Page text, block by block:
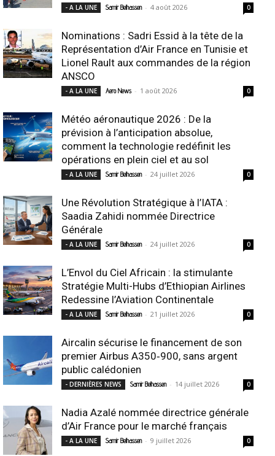
- A LA UNE Samir Belhassen - 4 août 2026 0
Nominations : Sadri Essid à la tête de la
Représentation d’Air France en Tunisie et
Lionel Rault aux commandes de la région
ANSCO
- A LA UNE Aero News - 1 août 2026 0
Météo aéronautique 2026 : De la
prévision à l’anticipation absolue,
comment la technologie redéfinit les
opérations en plein ciel et au sol
- A LA UNE Samir Belhassen - 24 juillet 2026 0
Une Révolution Stratégique à l’IATA :
Saadia Zahidi nommée Directrice
Générale
- A LA UNE Samir Belhassen - 24 juillet 2026 0
L’Envol du Ciel Africain : la stimulante
Stratégie Multi-Hubs d’Ethiopian Airlines
Redessine l’Aviation Continentale
- A LA UNE Samir Belhassen - 21 juillet 2026 0
Aircalin sécurise le financement de son
premier Airbus A350‑900, sans argent
public calédonien
- DERNIÈRES NEWS Samir Belhassen - 14 juillet 2026 0
Nadia Azalé nommée directrice générale
d’Air France pour le marché français
- A LA UNE Samir Belhassen - 9 juillet 2026 0